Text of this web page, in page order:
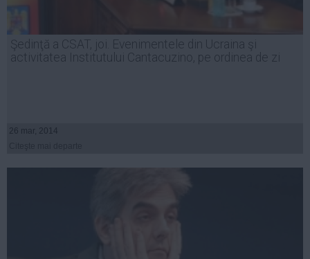
Şedinţă a CSAT, joi. Evenimentele din Ucraina şi
activitatea Institutului Cantacuzino, pe ordinea de zi
26 mar, 2014